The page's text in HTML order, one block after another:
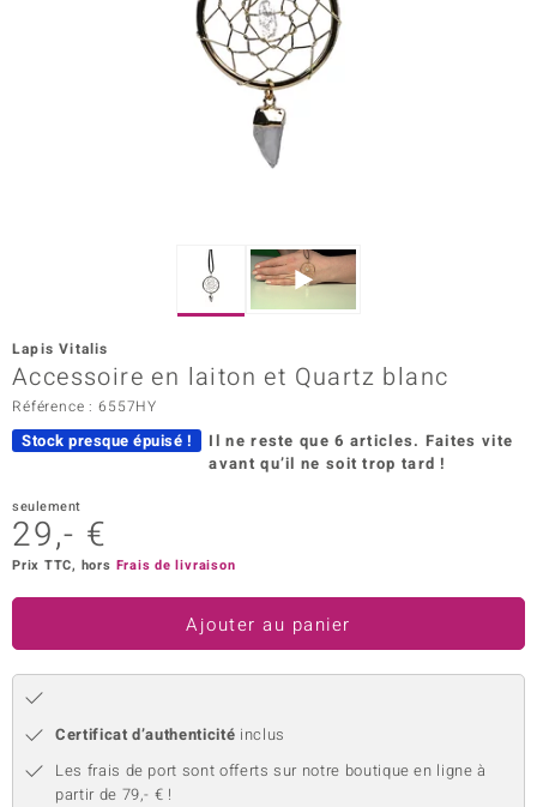
Lapis Vitalis
Accessoire en laiton et Quartz blanc
Référence : 6557HY
Stock presque épuisé ! Il ne reste que 6 articles. Faites vite
avant qu’il ne soit trop tard !
seulement
29,- €
Prix TTC, hors Frais de livraison
Ajouter au panier
Certificat d’authenticité inclus
Les frais de port sont offerts sur notre boutique en ligne à
partir de 79,- € !